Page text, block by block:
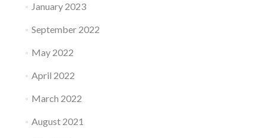
January 2023
September 2022
May 2022
April 2022
March 2022
August 2021